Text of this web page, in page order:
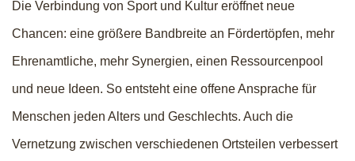
Die Verbindung von Sport und Kultur eröffnet neue
Chancen: eine größere Bandbreite an Fördertöpfen, mehr
Ehrenamtliche, mehr Synergien, einen Ressourcenpool
und neue Ideen. So entsteht eine offene Ansprache für
Menschen jeden Alters und Geschlechts. Auch die
Vernetzung zwischen verschiedenen Ortsteilen verbessert